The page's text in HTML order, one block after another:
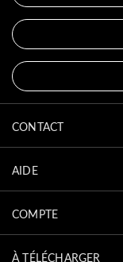
CONTACT
AIDE
COMPTE
À TÉLÉCHARGER